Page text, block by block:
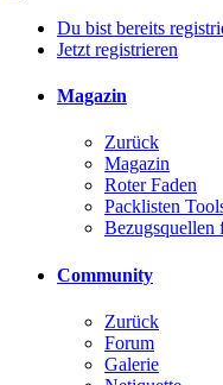
Du bist bereits
Jetzt registrieren
Magazin
Zurück
Magazin
Roter Faden
Packlisten
Community
Zurück
Forum
Galerie